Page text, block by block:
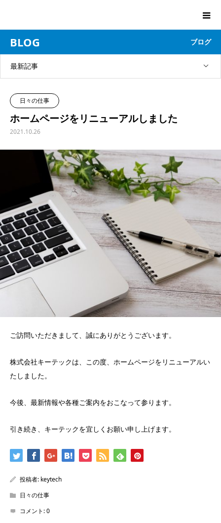
BLOG ブログ
最新記事
日々の仕事
ホームページをリニューアルしました
2021.10.26
ご訪問いただきまして、誠にありがとうございます。
株式会社キーテックは、この度、ホームページをリニューアルい
たしました。
今後、最新情報や各種ご案内をおこなって参ります。
引き続き、キーテックを宜しくお願い申し上げます。
投稿者: keytech
日々の仕事
コメント:0